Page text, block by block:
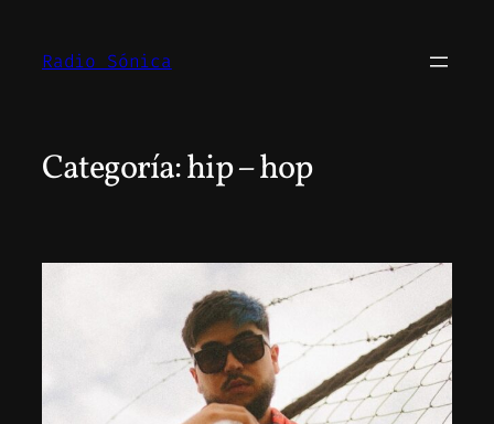
contenido
Radio Sónica
Categoría:hip – hop